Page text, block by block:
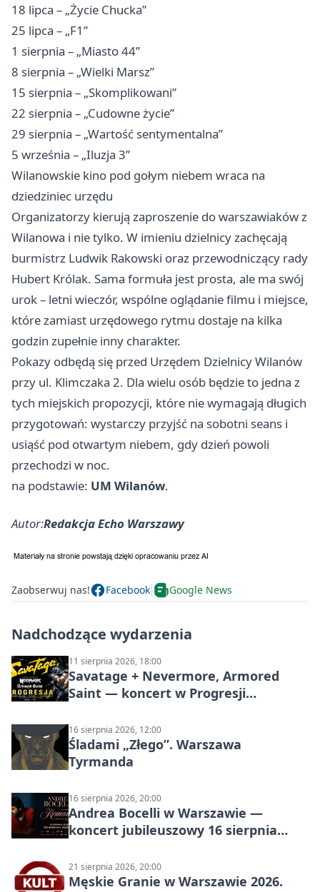
18 lipca – „Życie Chucka”
25 lipca – „F1”
1 sierpnia – „Miasto 44”
8 sierpnia – „Wielki Marsz”
15 sierpnia – „Skomplikowani”
22 sierpnia – „Cudowne życie”
29 sierpnia – „Wartość sentymentalna”
5 września – „Iluzja 3”
Wilanowskie kino pod gołym niebem wraca na
dziedziniec urzędu
Organizatorzy kierują zaproszenie do warszawiaków z
Wilanowa i nie tylko. W imieniu dzielnicy zachęcają
burmistrz Ludwik Rakowski oraz przewodniczący rady
Hubert Królak. Sama formuła jest prosta, ale ma swój
urok – letni wieczór, wspólne oglądanie filmu i miejsce,
które zamiast urzędowego rytmu dostaje na kilka
godzin zupełnie inny charakter.
Pokazy odbędą się przed Urzędem Dzielnicy Wilanów
przy ul. Klimczaka 2. Dla wielu osób będzie to jedna z
tych miejskich propozycji, które nie wymagają długich
przygotowań: wystarczy przyjść na sobotni seans i
usiąść pod otwartym niebem, gdy dzień powoli
przechodzi w noc.
na podstawie: UM Wilanów.
Autor:Redakcja Echo Warszawy
Zaobserwuj nas! Facebook Google News
Nadchodzące wydarzenia
11 sierpnia 2026, 18:00
Savatage + Nevermore, Armored
Saint — koncert w Progresji
16 sierpnia 2026, 12:00
Śladami „Złego”. Warszawa
Tyrmanda
16 sierpnia 2026, 20:00
Andrea Bocelli w Warszawie —
koncert jubileuszowy 16 sierpnia
21 sierpnia 2026, 20:00
Męskie Granie w Warszawie 2026.